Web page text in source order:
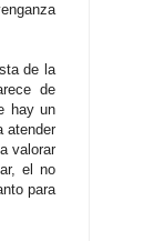
de la
de
hay un
atender
valorar
el no
para